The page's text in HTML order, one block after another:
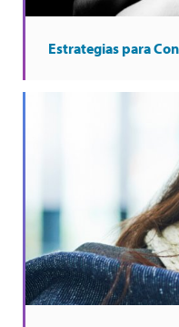
Estrategias para